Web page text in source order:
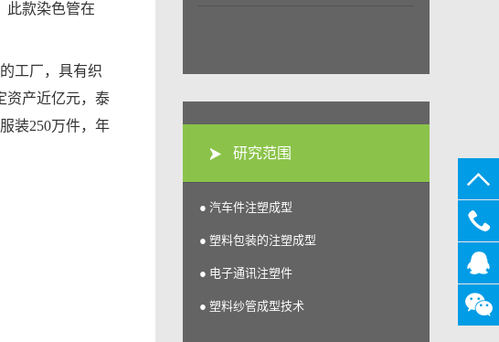
此款染色管在
工厂，具有织
资产近亿元，泰
装250万件，年
研究范围
● 汽车件注塑成型
● 塑料包装的注塑成型
● 电子通讯注塑件
● 塑料纱管成型技术
0513-
在线